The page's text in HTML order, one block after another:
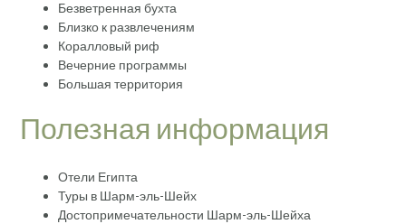
Безветренная бухта
Близко к развлечениям
Коралловый риф
Вечерние программы
Большая территория
Полезная информация
Отели Египта
Туры в Шарм-эль-Шейх
Достопримечательности Шарм-эль-Шейха